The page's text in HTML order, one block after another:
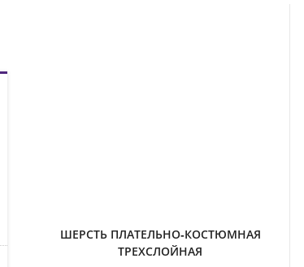
ШЕРСТЬ ПЛАТЕЛЬНО-КОСТЮМНАЯ
ТРЕХСЛОЙНАЯ